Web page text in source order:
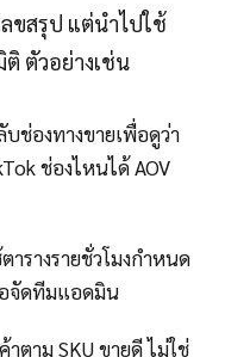
ขสรุป แต่นำไปใช้
ตัวอย่างเช่น
บช่องทางขายเพื่อดูว่า
ช่องไหนได้ AOV
ารางรายชั่วโมงกำหนด
อจัดทีมแอดมิน
ตาม SKU ขายดี ไม่ใช่